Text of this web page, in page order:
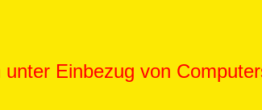
Einbezug von